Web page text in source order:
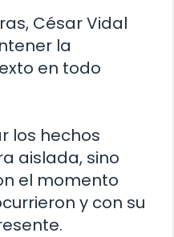
César Vidal
la
en todo
los hechos
aislada, sino
el momento
y con su